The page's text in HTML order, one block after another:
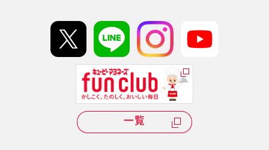
Hi! kewpieについて
Qummyについて
一覧